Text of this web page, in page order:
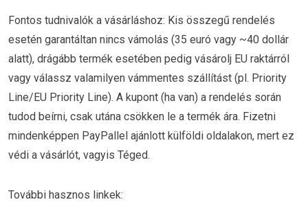
Fontos tudnivalók a vásárláshoz: Kis összegű rendelés
esetén garantáltan nincs vámolás (35 euró vagy ~40 dollár
alatt), drágább termék esetében pedig vásárolj EU raktárról
vagy válassz valamilyen vámmentes szállítást (pl. Priority
Line/EU Priority Line). A kupont (ha van) a rendelés során
tudod beírni, csak utána csökken le a termék ára. Fizetni
mindenképpen PayPallel ajánlott külföldi oldalakon, mert ez
védi a vásárlót, vagyis Téged.
További hasznos linkek: